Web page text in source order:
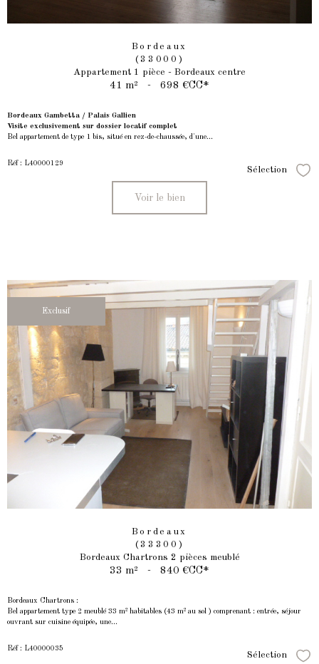
Bordeaux
(33000)
Appartement 1 pièce - Bordeaux centre
41 m² - 698 €CC*
Bordeaux Gambetta / Palais Gallien
Visite exclusivement sur dossier locatif complet
Bel appartement de type 1 bis, situé en rez-de-chaussée, d'une...
Réf : L40000129
Sélection
Voir le bien
Exclusif
Bordeaux
(33300)
Bordeaux Chartrons 2 pièces meublé
33 m² - 840 €CC*
Bordeaux Chartrons :
Bel appartement type 2 meublé 33 m² habitables (43 m² au sol ) comprenant : entrée, séjour
ouvrant sur cuisine équipée, une...
Réf : L40000035
Sélection